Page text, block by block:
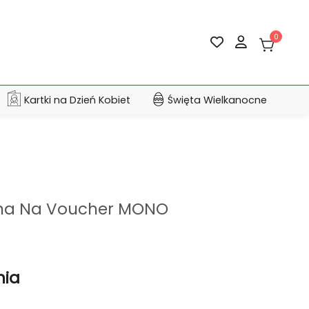
0
Kartki na Dzień Kobiet Święta Wielkanocne
Na Voucher MONO